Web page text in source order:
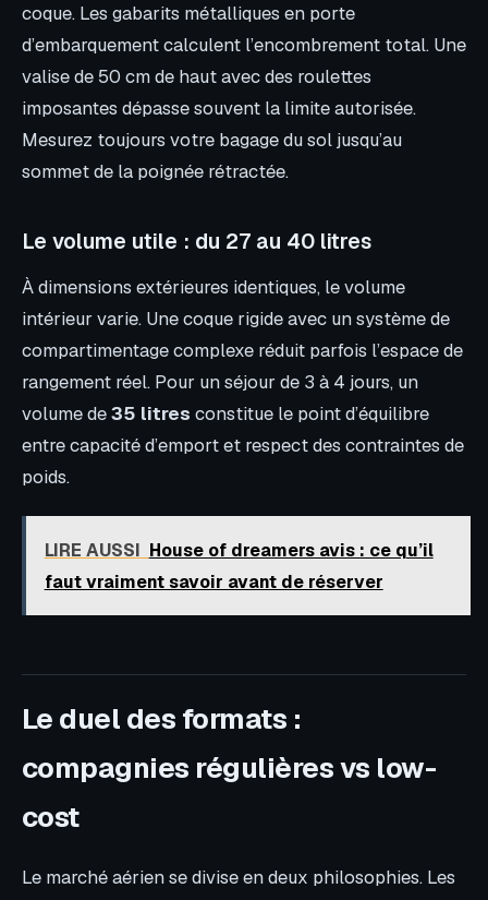
coque. Les gabarits métalliques en porte
d’embarquement calculent l’encombrement total. Une
valise de 50 cm de haut avec des roulettes
imposantes dépasse souvent la limite autorisée.
Mesurez toujours votre bagage du sol jusqu’au
sommet de la poignée rétractée.
Le volume utile : du 27 au 40 litres
À dimensions extérieures identiques, le volume
intérieur varie. Une coque rigide avec un système de
compartimentage complexe réduit parfois l’espace de
rangement réel. Pour un séjour de 3 à 4 jours, un
volume de35 litres constitue le point d’équilibre
entre capacité d’emport et respect des contraintes de
poids.
LIRE AUSSI House of dreamers avis : ce qu’il
faut vraiment savoir avant de réserver
Le duel des formats :
compagnies régulières vs low-
cost
Le marché aérien se divise en deux philosophies. Les